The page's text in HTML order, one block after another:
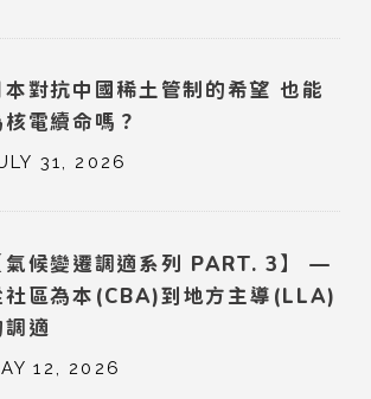
本對抗中國稀土管制的希望 也能
核電續命嗎？
31, 2026
氣候變遷調適系列 PART. 3】 —
社區為本(CBA)到地方主導(LLA)
調適
12, 2026